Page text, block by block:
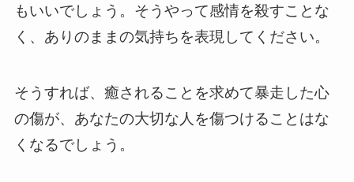
もいいでしょう。そうやって感情を殺すことな
く、ありのままの気持ちを表現してください。
そうすれば、癒されることを求めて暴走した心
の傷が、あなたの大切な人を傷つけることはな
くなるでしょう。